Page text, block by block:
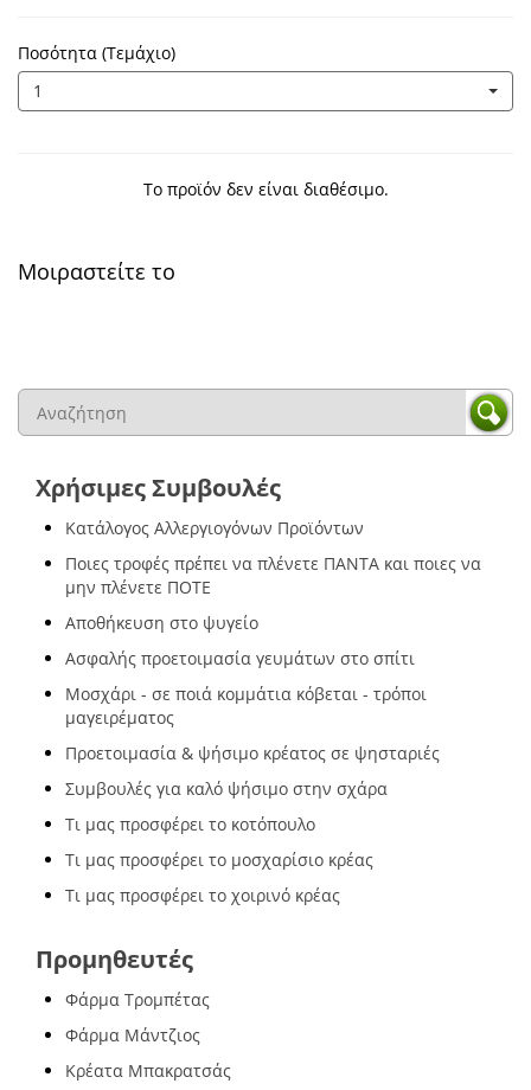
Ποσότητα (Τεμάχιο)
1
Το προϊόν δεν είναι διαθέσιμο.
Μοιραστείτε το
Χρήσιμες Συμβουλές
Κατάλογος Αλλεργιογόνων Προϊόντων
Ποιες τροφές πρέπει να πλένετε ΠΑΝΤΑ και ποιες να
μην πλένετε ΠΟΤΕ
Αποθήκευση στο ψυγείο
Ασφαλής προετοιμασία γευμάτων στο σπίτι
Μοσχάρι - σε ποιά κομμάτια κόβεται - τρόποι
μαγειρέματος
Προετοιμασία & ψήσιμο κρέατος σε ψησταριές
Συμβουλές για καλό ψήσιμο στην σχάρα
Τι μας προσφέρει το κοτόπουλο
Τι μας προσφέρει το μοσχαρίσιο κρέας
Τι μας προσφέρει το χοιρινό κρέας
Προμηθευτές
Φάρμα Τρομπέτας
Φάρμα Μάντζιος
Κρέατα Μπακρατσάς